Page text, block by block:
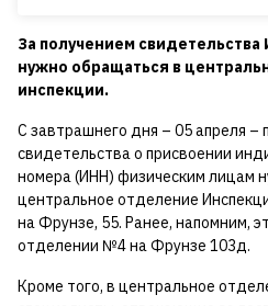
За получением
нужно обращаться в
инспекции.
С завтрашнего дня – 05 апреля –
свидетельства о присвоении
номера (ИНН) физическим лицам
центральное отделение
на Фрунзе, 55. Ранее, напомним,
отделении №4 на Фрунзе 103д.
Кроме того, в центральное